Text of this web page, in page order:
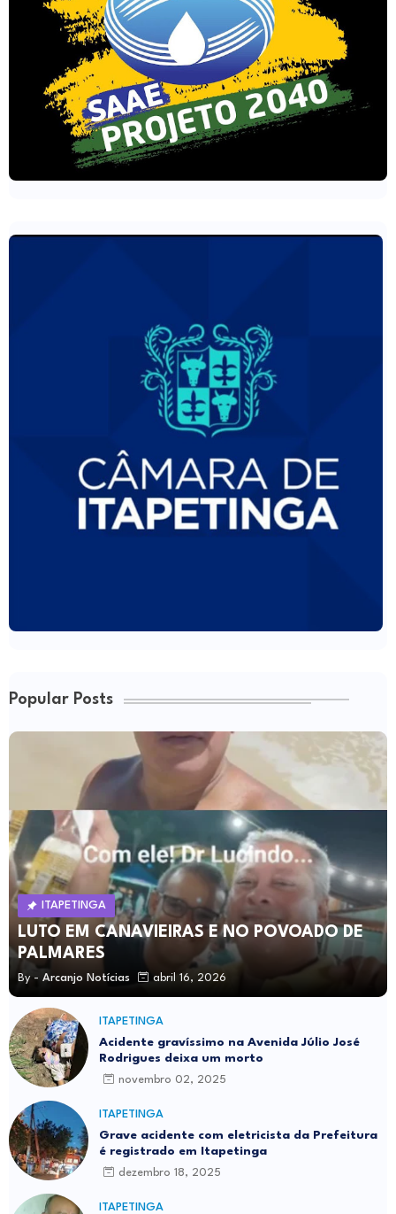
Popular Posts
ITAPETINGA
LUTO EM CANAVIEIRAS E NO POVOADO DE
PALMARES
By - Arcanjo Notícias abril 16, 2026
ITAPETINGA
Acidente gravíssimo na Avenida Júlio José
Rodrigues deixa um morto
novembro 02, 2025
ITAPETINGA
Grave acidente com eletricista da Prefeitura
é registrado em Itapetinga
dezembro 18, 2025
ITAPETINGA